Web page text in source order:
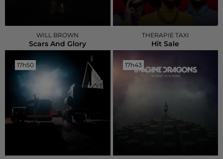
WILL BROWN
Scars And Glory
THERAPIE TAXI
Hit Sale
17h50
17h50 17h43
17h43